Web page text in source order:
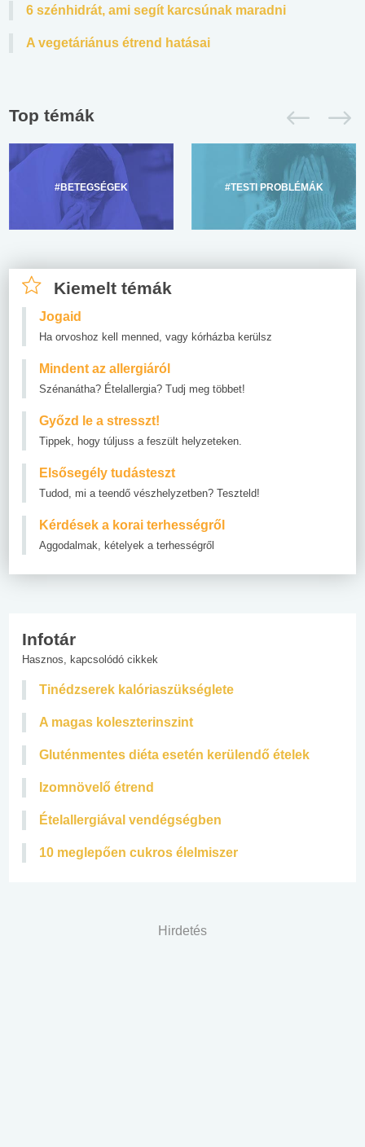
6 szénhidrát, ami segít karcsúnak maradni
A vegetáriánus étrend hatásai
Top témák
#BETEGSÉGEK #TESTI PROBLÉMÁK
Kiemelt témák
Jogaid
Ha orvoshoz kell menned, vagy kórházba kerülsz
Mindent az allergiáról
Szénanátha? Ételallergia? Tudj meg többet!
Győzd le a stresszt!
Tippek, hogy túljuss a feszült helyzeteken.
Elsősegély tudásteszt
Tudod, mi a teendő vészhelyzetben? Teszteld!
Kérdések a korai terhességről
Aggodalmak, kételyek a terhességről
Infotár
Hasznos, kapcsolódó cikkek
Tinédzserek kalóriaszükséglete
A magas koleszterinszint
Gluténmentes diéta esetén kerülendő ételek
Izomnövelő étrend
Ételallergiával vendégségben
10 meglepően cukros élelmiszer
Hirdetés